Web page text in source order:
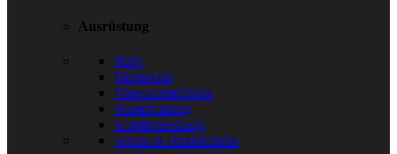
Ausrüstung
Bälle
Elektronik
Fitnessarmbänder
Hometraining
Kopfbedeckung
Schals & Handschuhe